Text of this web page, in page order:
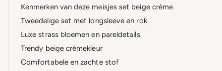
Kenmerken van deze meisjes set beige crème
Tweedelige set met longsleeve en rok
Luxe strass bloemen en pareldetails
Trendy beige crèmekleur
Comfortabele en zachte stof